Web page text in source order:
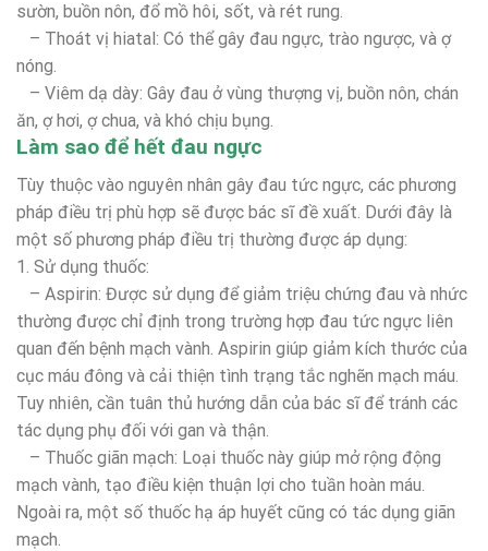
sườn, buồn nôn, đổ mồ hôi, sốt, và rét rung.
– Thoát vị hiatal: Có thể gây đau ngực, trào ngược, và ợ
nóng.
– Viêm dạ dày: Gây đau ở vùng thượng vị, buồn nôn, chán
ăn, ợ hơi, ợ chua, và khó chịu bụng.
Làm sao để hết đau ngực
Tùy thuộc vào nguyên nhân gây đau tức ngực, các phương
pháp điều trị phù hợp sẽ được bác sĩ đề xuất. Dưới đây là
một số phương pháp điều trị thường được áp dụng:
1. Sử dụng thuốc:
– Aspirin: Được sử dụng để giảm triệu chứng đau và nhức
thường được chỉ định trong trường hợp đau tức ngực liên
quan đến bệnh mạch vành. Aspirin giúp giảm kích thước của
cục máu đông và cải thiện tình trạng tắc nghẽn mạch máu.
Tuy nhiên, cần tuân thủ hướng dẫn của bác sĩ để tránh các
tác dụng phụ đối với gan và thận.
– Thuốc giãn mạch: Loại thuốc này giúp mở rộng động
mạch vành, tạo điều kiện thuận lợi cho tuần hoàn máu.
Ngoài ra, một số thuốc hạ áp huyết cũng có tác dụng giãn
mạch.